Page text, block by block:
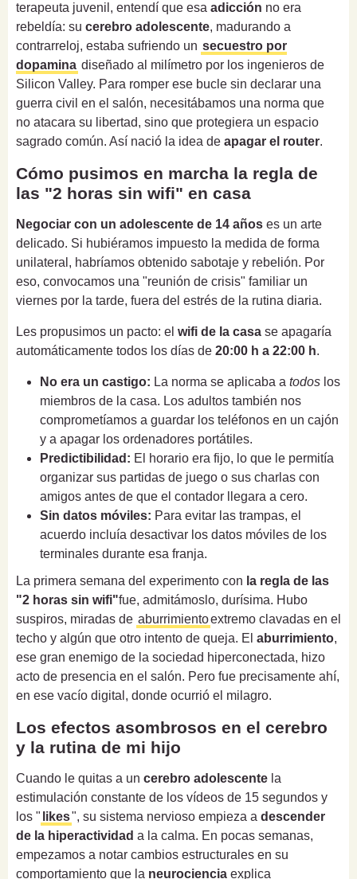
terapeuta juvenil, entendí que esa adicción no era
rebeldía: su cerebro adolescente, madurando a
contrarreloj, estaba sufriendo un secuestro por
dopamina diseñado al milímetro por los ingenieros de
Silicon Valley. Para romper ese bucle sin declarar una
guerra civil en el salón, necesitábamos una norma que
no atacara su libertad, sino que protegiera un espacio
sagrado común. Así nació la idea de apagar el router.
Cómo pusimos en marcha la regla de
las "2 horas sin wifi" en casa
Negociar con un adolescente de 14 años es un arte
delicado. Si hubiéramos impuesto la medida de forma
unilateral, habríamos obtenido sabotaje y rebelión. Por
eso, convocamos una "reunión de crisis" familiar un
viernes por la tarde, fuera del estrés de la rutina diaria.
Les propusimos un pacto: el wifi de la casa se apagaría
automáticamente todos los días de 20:00 h a 22:00 h.
No era un castigo: La norma se aplicaba a todos los
miembros de la casa. Los adultos también nos
comprometíamos a guardar los teléfonos en un cajón
y a apagar los ordenadores portátiles.
Predictibilidad: El horario era fijo, lo que le permitía
organizar sus partidas de juego o sus charlas con
amigos antes de que el contador llegara a cero.
Sin datos móviles: Para evitar las trampas, el
acuerdo incluía desactivar los datos móviles de los
terminales durante esa franja.
La primera semana del experimento con la regla de las
"2 horas sin wifi"fue, admitámoslo, durísima. Hubo
suspiros, miradas de aburrimientoextremo clavadas en el
techo y algún que otro intento de queja. El aburrimiento,
ese gran enemigo de la sociedad hiperconectada, hizo
acto de presencia en el salón. Pero fue precisamente ahí,
en ese vacío digital, donde ocurrió el milagro.
Los efectos asombrosos en el cerebro
y la rutina de mi hijo
Cuando le quitas a un cerebro adolescente la
estimulación constante de los vídeos de 15 segundos y
los " likes", su sistema nervioso empieza a descender
de la hiperactividad a la calma. En pocas semanas,
empezamos a notar cambios estructurales en su
comportamiento que la neurociencia explica